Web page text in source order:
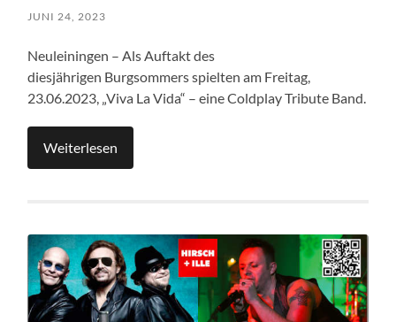
JUNI 24, 2023
Neuleiningen – Als Auftakt des
diesjährigen Burgsommers spielten am Freitag,
23.06.2023, „Viva La Vida“ – eine Coldplay Tribute Band.
Weiterlesen